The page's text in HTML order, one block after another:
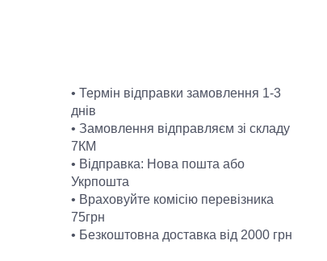
• Термін відправки замовлення 1-3
днів
• Замовлення відправляєм зі складу
7КМ
• Відправка: Нова пошта або
Укрпошта
• Враховуйте комісію перевізника
75грн
• Безкоштовна доставка від 2000 грн